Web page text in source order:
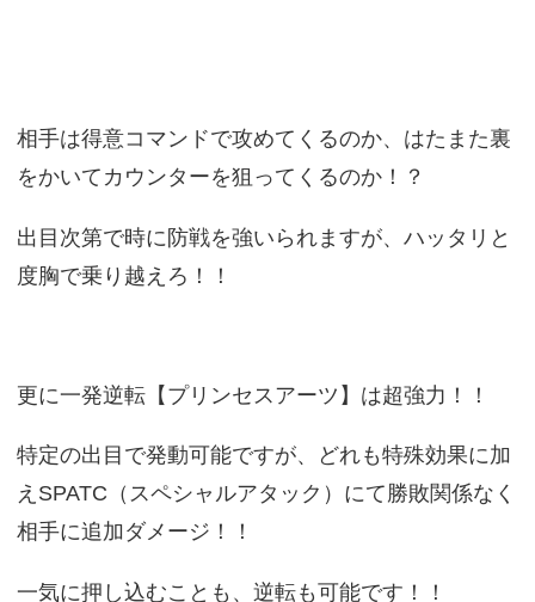
相手は得意コマンドで攻めてくるのか、はたまた裏
をかいてカウンターを狙ってくるのか！？
出目次第で時に防戦を強いられますが、ハッタリと
度胸で乗り越えろ！！
更に一発逆転【プリンセスアーツ】は超強力！！
特定の出目で発動可能ですが、どれも特殊効果に加
えSPATC（スペシャルアタック）にて勝敗関係なく
相手に追加ダメージ！！
一気に押し込むことも、逆転も可能です！！